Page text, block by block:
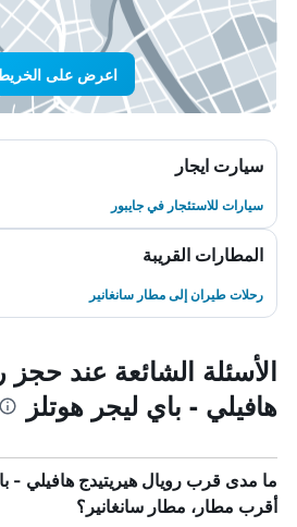
اعرض على
سيارت ايجار
سيارات للاستئجار في جايبور
المطارات القريبة
رحلات طيران إلى مطار سانغانير
الأسئلة الشائعة عند حجز
هافيلي - باي ليجر هوتلز
ما مدى قرب رويال هيريتيدج هافيلي -
أقرب مطار، مطار سانغانير؟